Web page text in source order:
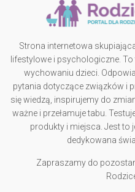
Strona internetowa
lifestylowe i psychologiczne.
wychowaniu dzieci.
pytania dotyczące związków i
się wiedzą, inspirujemy do
ważne i przełamuje tabu.
produkty i miejsca. Jest
dedykowana
Zapraszamy do